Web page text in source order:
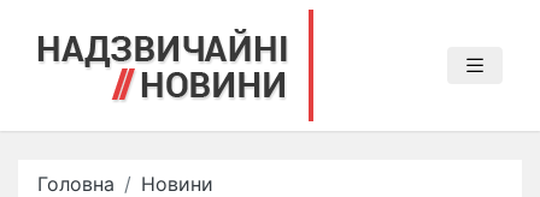
Головна Новини